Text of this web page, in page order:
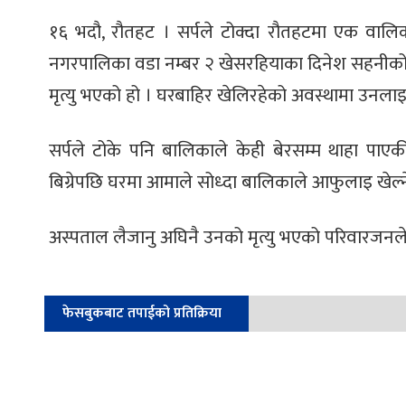
१६ भदौ, रौतहट । सर्पले टोक्दा रौतहटमा एक
नगरपालिका वडा नम्बर २ खेसरहियाका दिनेश
मृत्यु भएको हो । घरबाहिर खेलिरहेको अवस्थामा
सर्पले टोके पनि बालिकाले केही बेरसम्म थाहा
बिग्रेपछि घरमा आमाले सोध्दा बालिकाले आफुलाइ
अस्पताल लैजानु अघिनै उनको मृत्यु भएको
फेसबुकबाट तपाईको प्रतिक्रिया